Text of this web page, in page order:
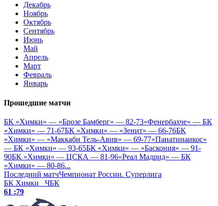
Декабрь
Ноябрь
Октябрь
Сентябрь
Июнь
Май
Апрель
Март
Февраль
Январь
Прошедшие матчи
БК «Химки» — «Брозе Бамберг» — 82-73«Фенербахче» — БК
«Химки» — 71-67БК «Химки» — «Зенит» — 66-76БК
«Химки» — «Маккаби Тель-Авив» — 69-77«Панатинаикос»
— БК «Химки» — 93-65БК «Химки» — «Баскония» — 91-
90БК «Химки» — ЦСКА — 81-96«Реал Мадрид» — БК
«Химки» — 80-86...
Последний матчЧемпионат России. Суперлига
БК Химки ЧБК
61 :79